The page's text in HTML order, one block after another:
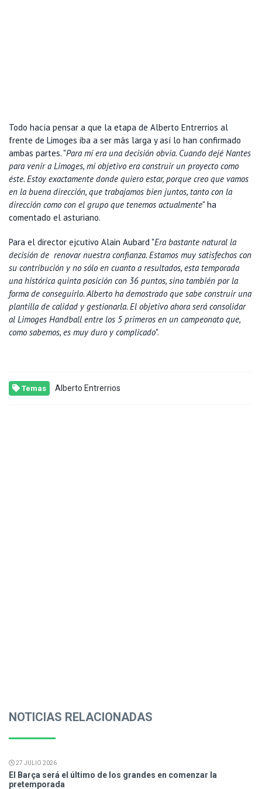
Todo hacía pensar a que la etapa de Alberto Entrerrios al
frente de Limoges iba a ser más larga y así lo han confirmado
ambas partes. "Para mí era una decisión obvia. Cuando dejé Nantes
para venir a Limoges, mi objetivo era construir un proyecto como
éste. Estoy exactamente donde quiero estar, porque creo que vamos
en la buena dirección, que trabajamos bien juntos, tanto con la
dirección como con el grupo que tenemos actualmente" ha
comentado el asturiano.
Para el director ejcutivo Alain Aubard "Era bastante natural la
decisión de renovar nuestra confianza. Estamos muy satisfechos con
su contribución y no sólo en cuanto a resultados, esta temporada
una histórica quinta posición con 36 puntos, sino también por la
forma de conseguirlo. Alberto ha demostrado que sabe construir una
plantilla de calidad y gestionarla. El objetivo ahora será consolidar
al Limoges Handball entre los 5 primeros en un campeonato que,
como sabemos, es muy duro y complicado".
Temas Alberto Entrerrios
NOTICIAS RELACIONADAS
27 JULIO 2026
El Barça será el último de los grandes en comenzar la
pretemporada